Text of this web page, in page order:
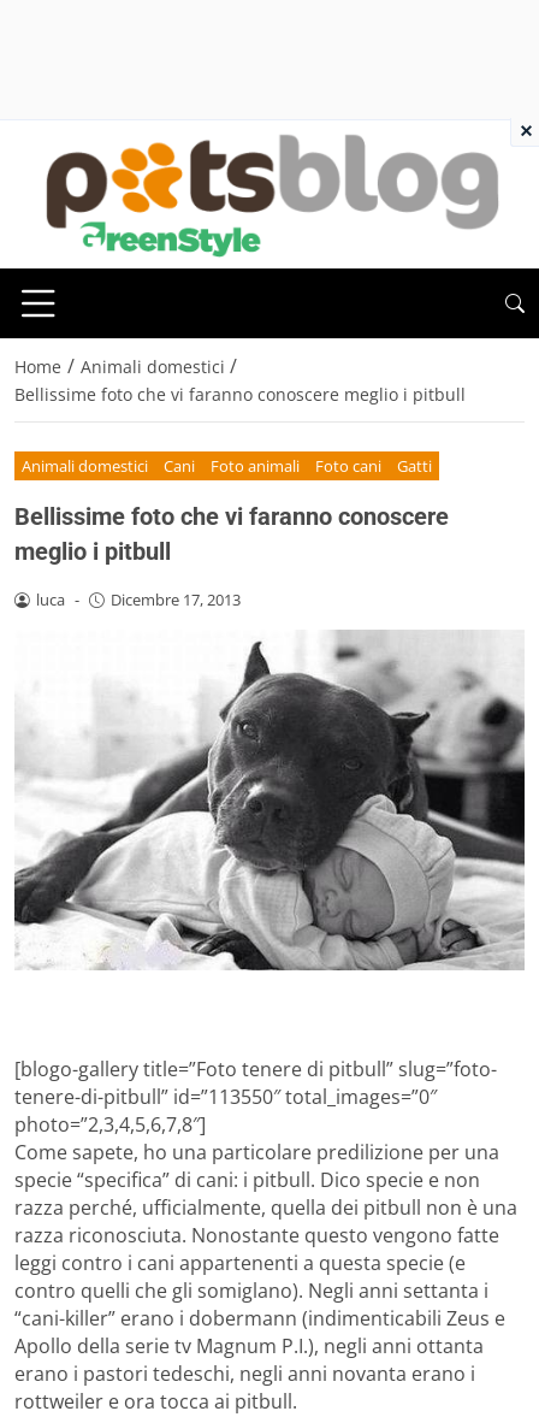
Home / Animali domestici /
Bellissime foto che vi faranno conoscere meglio i pitbull
Animali domestici Cani Foto animali Foto cani Gatti
Bellissime foto che vi faranno conoscere
meglio i pitbull
luca - Dicembre 17, 2013
[blogo-gallery title=”Foto tenere di pitbull” slug=”foto-
tenere-di-pitbull” id=”113550″ total_images=”0″
photo=”2,3,4,5,6,7,8″]
Come sapete, ho una particolare predilizione per una
specie “specifica” di cani: i pitbull. Dico specie e non
razza perché, ufficialmente, quella dei pitbull non è una
razza riconosciuta. Nonostante questo vengono fatte
leggi contro i cani appartenenti a questa specie (e
contro quelli che gli somiglano). Negli anni settanta i
“cani-killer” erano i dobermann (indimenticabili Zeus e
Apollo della serie tv Magnum P.I.), negli anni ottanta
erano i pastori tedeschi, negli anni novanta erano i
rottweiler e ora tocca ai pitbull.
×